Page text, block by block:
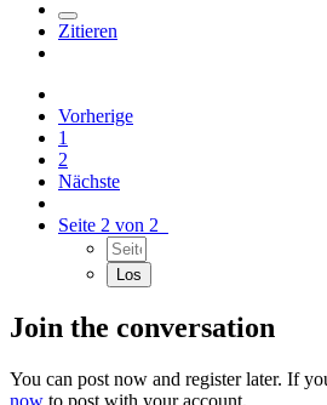
Zitieren
Vorherige
1
2
Nächste
Seite 2 von 2
Join the conversation
You can post now and register later. If
now to post with your account.